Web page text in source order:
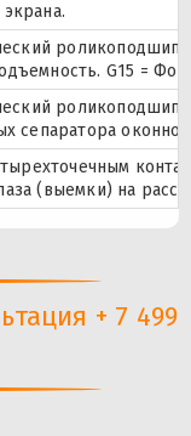
G15 =
сепаратора
(выемки) на
+ 7 499